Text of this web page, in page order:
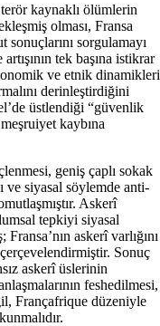
kaynaklı ölümlerin
olması, Fransa
sorgulamayı
tek başına istikrar
ve etnik dinamikleri
derinleştirdiğini
üstlendiği “güvenlik
kaybına
geniş çaplı sokak
ve siyasal söylemde anti-
Askerî
tepkiyi siyasal
askerî varlığını
Sonuç
askerî üslerinin
feshedilmesi,
Françafrique düzeniyle